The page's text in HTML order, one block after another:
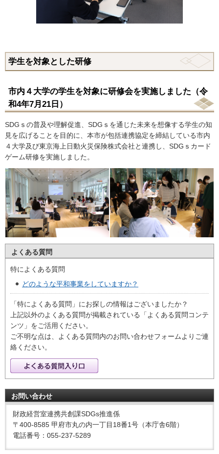
学生を対象とした研修
市内４大学の学生を対象に研修会を実施しました（令
和4年7月21日）
SDGｓの普及や理解促進、SDGｓを通じた未来を想像する学生の知
見を広げることを目的に、本市が包括連携協定を締結している市内
４大学及び東京海上日動火災保険株式会社と連携し、SDGｓカード
ゲーム研修を実施しました。
よくある質問
特によくある質問
どのような平和事業をしていますか？
「特によくある質問」にお探しの情報はございましたか？
上記以外のよくある質問が掲載されている「よくある質問コンテ
ンツ」をご活用ください。
ご不明な点は、よくある質問内のお問い合わせフォームよりご連
絡ください。
お問い合わせ
財政経営室連携共創課SDGs推進係
〒400-8585 甲府市丸の内一丁目18番1号（本庁舎6階）
電話番号：055-237-5289